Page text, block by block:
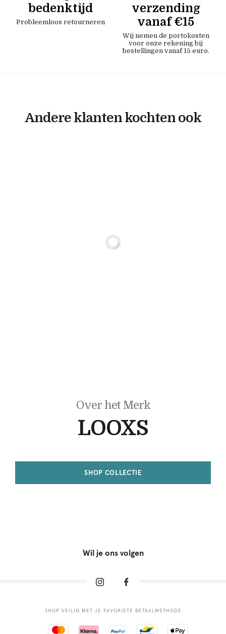
bedenktijd
Probleemloos retourneren
verzending
vanaf €15
Wij nemen de portokosten
voor onze rekening bij
bestellingen vanaf 15 euro.
Andere klanten kochten ook
Over het Merk
LOOXS
SHOP COLLECTIE
Wil je ons volgen
SHOP VEILIG MET JE FAVORIETE BETAALMETHODE